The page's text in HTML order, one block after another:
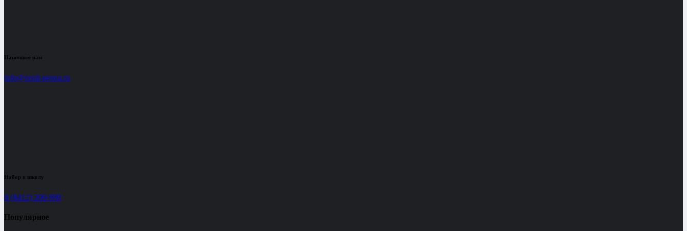
Напишите нам
info@zenit-penza.ru
Набор в школу
8 (8412) 200-990
Популярное